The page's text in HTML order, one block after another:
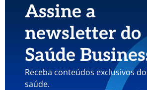
Assine a
newsletter do
Saúde
Receba conteúdos exclusivos
saúde.